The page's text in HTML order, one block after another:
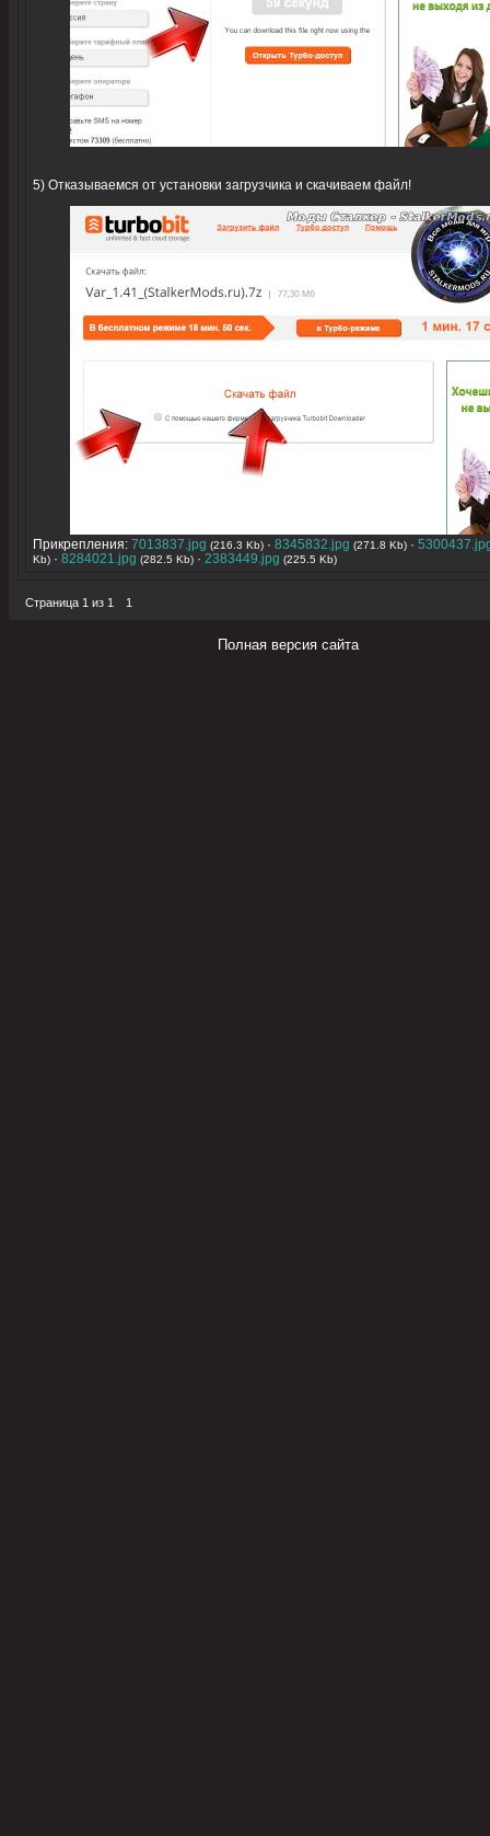
5) Отказываемся от установки загрузчика и скачиваем файл!
Прикрепления: 7013837.jpg (216.3 Kb) · 8345832.jpg (271.8 Kb) ·
Kb) · 8284021.jpg (282.5 Kb) · 2383449.jpg (225.5 Kb)
Страница 1 из 1 1
Полная версия сайта